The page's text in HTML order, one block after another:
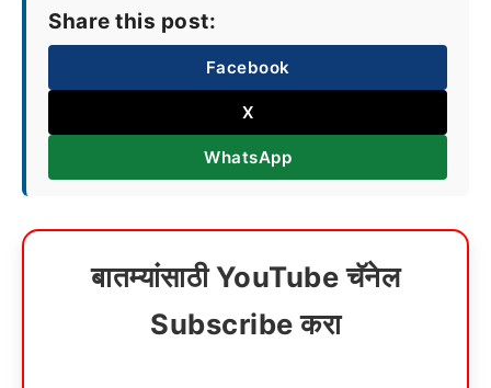
Share this post:
Facebook
X
WhatsApp
बातम्यांसाठी YouTube चॅनेल
Subscribe करा